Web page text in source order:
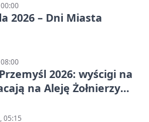
2026 – Dni Miasta
2026: wyścigi na
na Aleję Żołnierzy
05:15